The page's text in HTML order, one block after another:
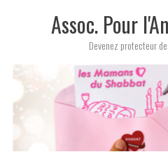
Assoc. Pour
Devenez protecteur